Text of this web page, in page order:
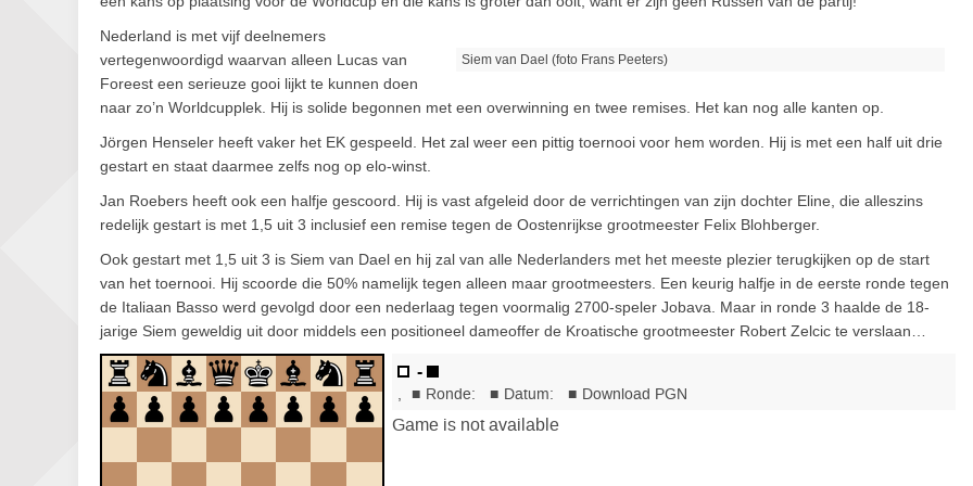
Siem van Dael (foto Frans Peeters)
Nederland is met vijf deelnemers
vertegenwoordigd waarvan alleen Lucas van
Foreest een serieuze gooi lijkt te kunnen doen
naar zo’n Worldcupplek. Hij is solide begonnen met een overwinning en twee remises. Het kan nog alle kanten op.
Jörgen Henseler heeft vaker het EK gespeeld. Het zal weer een pittig toernooi voor hem worden. Hij is met een half uit drie
gestart en staat daarmee zelfs nog op elo-winst.
Jan Roebers heeft ook een halfje gescoord. Hij is vast afgeleid door de verrichtingen van zijn dochter Eline, die alleszins
redelijk gestart is met 1,5 uit 3 inclusief een remise tegen de Oostenrijkse grootmeester Felix Blohberger.
Ook gestart met 1,5 uit 3 is Siem van Dael en hij zal van alle Nederlanders met het meeste plezier terugkijken op de start
van het toernooi. Hij scoorde die 50% namelijk tegen alleen maar grootmeesters. Een keurig halfje in de eerste ronde tegen
de Italiaan Basso werd gevolgd door een nederlaag tegen voormalig 2700-speler Jobava. Maar in ronde 3 haalde de 18-
jarige Siem geweldig uit door middels een positioneel dameoffer de Kroatische grootmeester Robert Zelcic te verslaan…